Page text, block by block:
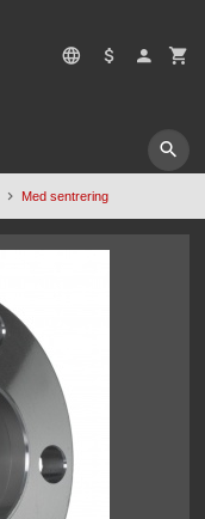
Med sentrering